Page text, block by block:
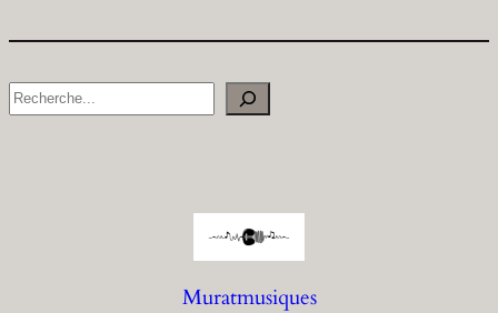
S
Muratmusiques